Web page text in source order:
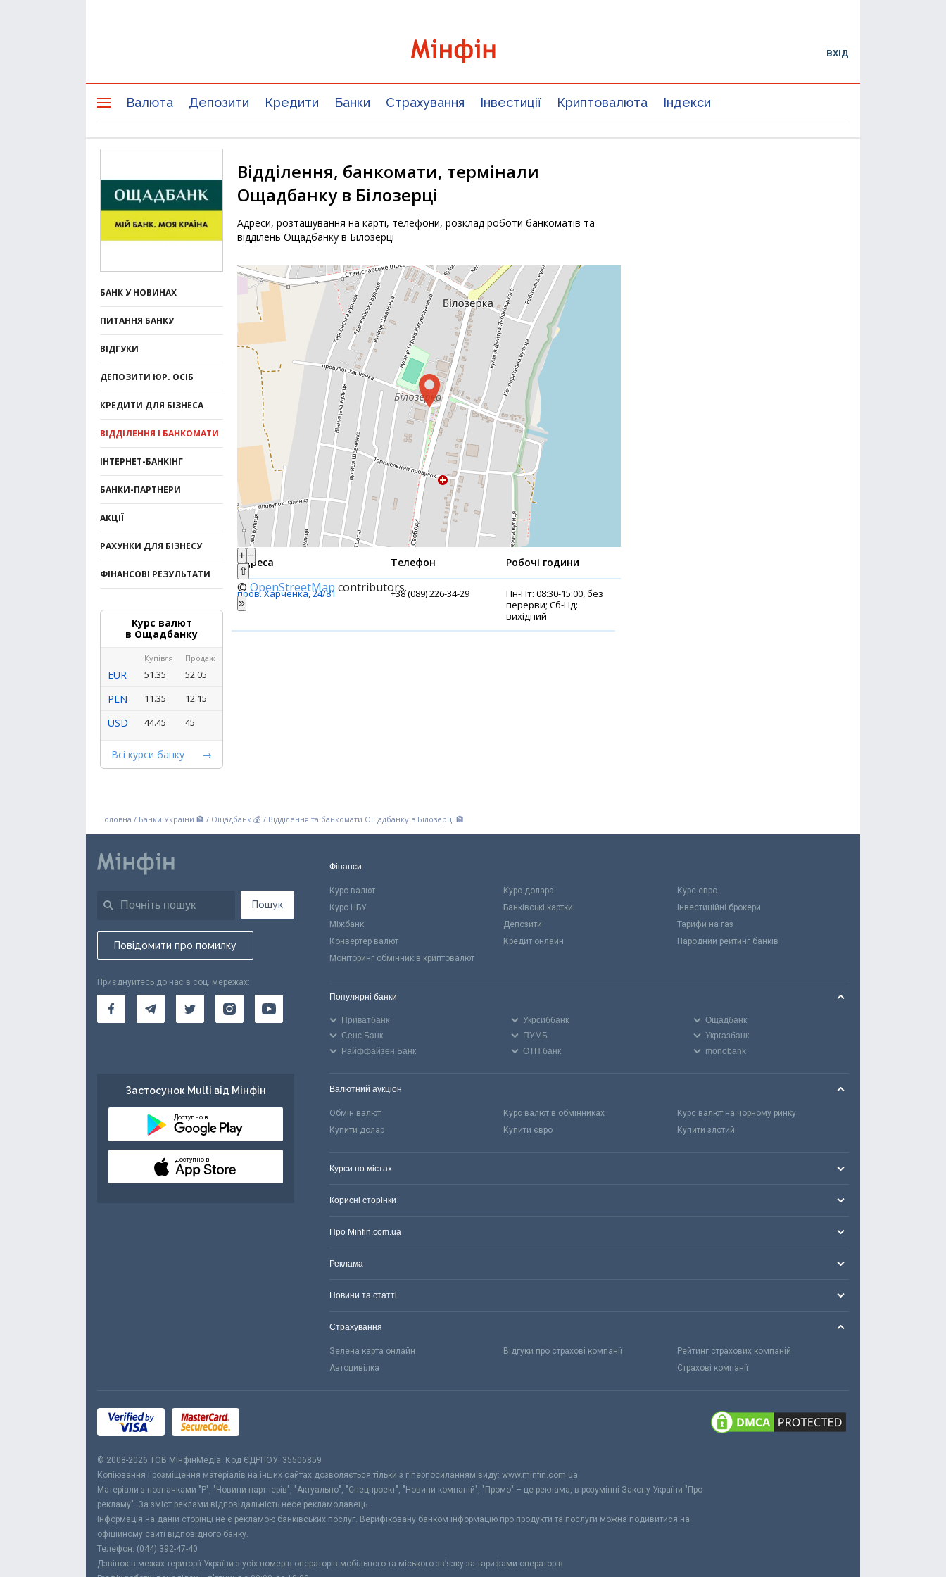
ВХІД
Валюта Депозити Кредити Банки Страхування Інвестиції Криптовалюта Індекси
БАНК У НОВИНАХ
ПИТАННЯ БАНКУ
ВІДГУКИ
ДЕПОЗИТИ ЮР. ОСІБ
КРЕДИТИ ДЛЯ БІЗНЕСА
ВІДДІЛЕННЯ І БАНКОМАТИ
ІНТЕРНЕТ-БАНКІНГ
БАНКИ-ПАРТНЕРИ
АКЦІЇ
РАХУНКИ ДЛЯ БІЗНЕСУ
ФІНАНСОВІ РЕЗУЛЬТАТИ
Курс валют
в Ощадбанку
Купівля Продаж
EUR 51.35 52.05
PLN 11.35 12.15
USD 44.45 45
Всі курси банку
Відділення, банкомати, термінали
Ощадбанку в Білозерці
Адреси, розташування на карті, телефони, розклад роботи банкоматів та
відділень Ощадбанку в Білозерці
+ −
⇧
© OpenStreetMap contributors.
»
Адреса Телефон Робочі години
пров. Харченка, 24/81 +38 (089) 226-34-29
Пн-Пт: 08:30-15:00, без
перерви; Сб-Нд:
вихідний
Головна / Банки України 🏦 / Ощадбанк 💰 / Відділення та банкомати Ощадбанку в Білозерці 🏦
Пошук
Повідомити про помилку
Приєднуйтесь до нас в соц. мережах:
Застосунок Multi від Мінфін
Доступно в
Доступно в
Фінанси
Курс валют Курс долара
Курс євро
Курс НБУ
Банківські картки
Інвестиційні брокери
Міжбанк
Депозити
Тарифи на газ
Конвертер валют
Кредит онлайн
Народний рейтинг банків
Моніторинг обмінників криптовалют
Популярні банки
Приватбанк Укрсиббанк
Ощадбанк
Сенс Банк
ПУМБ
Укргазбанк
Райффайзен Банк
ОТП банк monobank
Валютний аукціон
Обмін валют Курс валют в обмінниках
Курс валют на чорному ринку
Купити долар
Купити євро Купити злотий
Курси по містах
Корисні сторінки
Про Minfin.com.ua
Реклама
Новини та статті
Страхування
Зелена карта онлайн Відгуки про страхові компанії
Рейтинг страхових компаній
Автоцивілка
Страхові компанії
© 2008-2026 ТОВ МiнфiнМедiа. Код ЄДРПОУ: 35506859
Копіювання і розміщення матеріалів на інших сайтах дозволяється тільки з гіперпосиланням виду: www.minfin.com.ua
Матеріали з позначками "Р", "Новини партнерів", "Актуально", "Спецпроект", "Новини компаній", "Промо" – це реклама, в розумінні Закону України "Про
рекламу". За зміст реклами відповідальність несе рекламодавець.
Інформація на даній сторінці не є рекламою банківських послуг. Верифіковану банком інформацію про продукти та послуги можна подивитися на
офіційному сайті відповідного банку.
Телефон: (044) 392-47-40
Дзвінок в межах території України з усіх номерів операторів мобільного та міського зв’язку за тарифами операторів